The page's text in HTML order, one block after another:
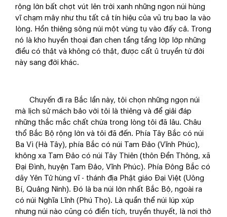
rộng lớn bất chợt vút lên trời xanh những ngọn núi hùng
vĩ chạm mây như thu tất cả tín hiệu của vũ trụ bao la vào
lòng. Hồn thiêng sông núi một vùng tụ vào đấy cả. Trong
nó là kho huyền thoại đan chen tầng tầng lớp lớp những
điều có thật và không có thật, được cất ủ truyền từ đời
này sang đời khác.
Chuyến đi ra Bắc lần này, tôi chọn những ngọn núi
mà lịch sử mách bảo với tôi là thiêng và để giải đáp
những thắc mắc chất chứa trong lòng tôi đã lâu. Châu
thổ Bắc Bộ rộng lớn và tôi đã đến. Phía Tây Bắc có núi
Ba Vì (Hà Tây), phía Bắc có núi Tam Đảo (Vĩnh Phúc),
không xa Tam Đảo có núi Tây Thiên (thôn Đền Thông, xã
Đại Đình, huyện Tam Đảo, Vĩnh Phúc). Phía Đông Bắc có
dãy Yên Tử hùng vĩ - thánh địa Phật giáo Đại Việt (Uông
Bí, Quảng Ninh). Đó là ba núi lớn nhất Bắc Bộ, ngoài ra
có núi Nghĩa Lĩnh (Phú Thọ). Là quần thể núi lúp xúp
nhưng núi nào cũng có điển tích, truyền thuyết, là nơi thờ